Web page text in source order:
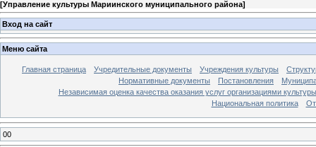
[Управление культуры Мариинского муниципального района]
Вход на сайт
Меню сайта
Главная страница Учредительные документы Учреждения культуры
Нормативные документы
Постановления
Независимая оценка качества оказания услуг организациями культуры
Национальная политика
00